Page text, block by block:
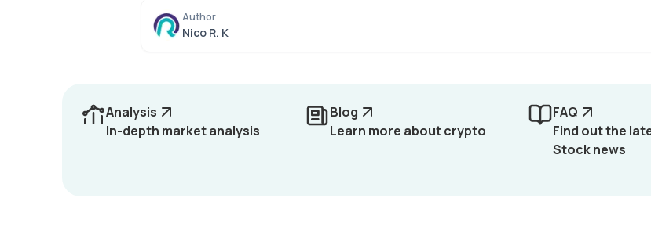
Author
Nico R. K
Analysis
In-depth market analysis
Blog
Learn more about crypto
FAQ
Find out the
Stock news